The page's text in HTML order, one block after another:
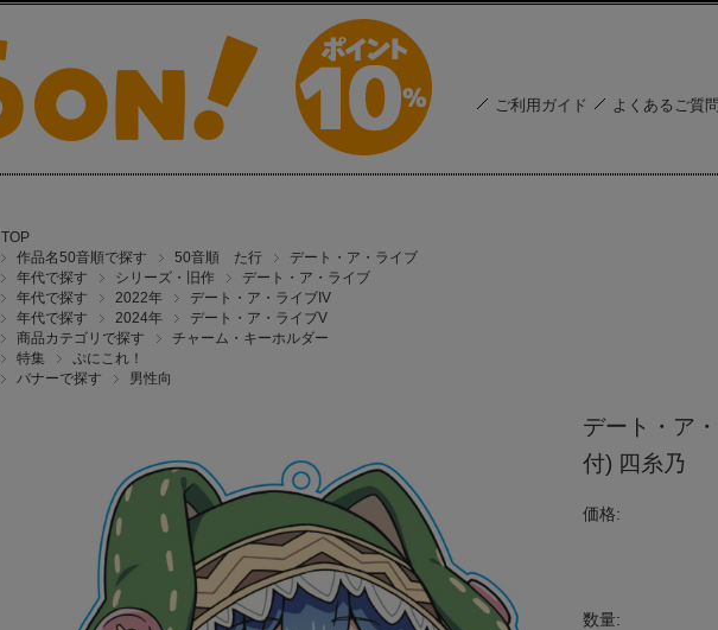
ご利用ガイド よくあるご質問
TOP
作品名50音順で探す
50音順 た行
デート・ア・ライブ
年代で探す
シリーズ・旧作
デート・ア・ライブ
年代で探す
2022年
デート・ア・ライブIV
年代で探す
2024年
デート・ア・ライブV
商品カテゴリで探す
チャーム・キーホルダー
特集
ぷにこれ！
バナーで探す
男性向
デート・ア
付) 四糸乃
価格:
数量: